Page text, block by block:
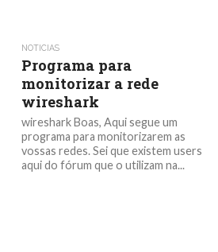
NOTICIAS
Programa para
monitorizar a rede
wireshark
wireshark Boas, Aqui segue um
programa para monitorizarem as
vossas redes. Sei que existem users
aqui do fórum que o utilizam na...